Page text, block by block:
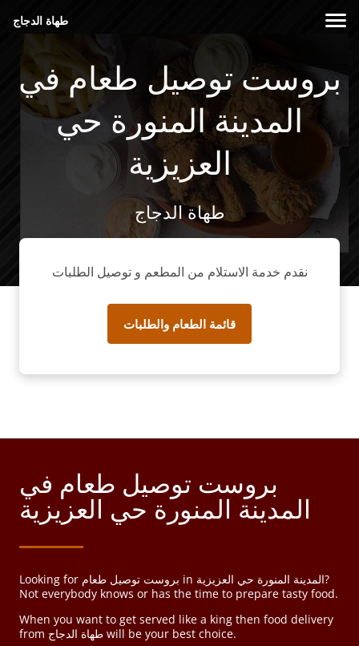
طهاة الدجاج
بروست توصيل طعام في
المدينة المنورة حي
العزيزية
طهاة الدجاج
نقدم خدمة الاستلام من المطعم و توصيل الطلبات
قائمة الطعام والطلبات
بروست توصيل طعام في
المدينة المنورة حي العزيزية
Looking for بروست توصيل طعام in المدينة المنورة حي العزيزية?
Not everybody knows or has the time to prepare tasty food.
When you want to get served like a king then food delivery
from طهاة الدجاج will be your best choice.